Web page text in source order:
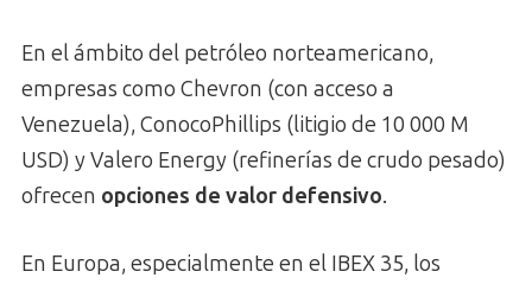
En el ámbito del petróleo norteamericano,
empresas como Chevron (con acceso a
Venezuela), ConocoPhillips (litigio de 10 000 M
USD) y Valero Energy (refinerías de crudo pesado)
ofrecen opciones de valor defensivo.
En Europa, especialmente en el IBEX 35, los